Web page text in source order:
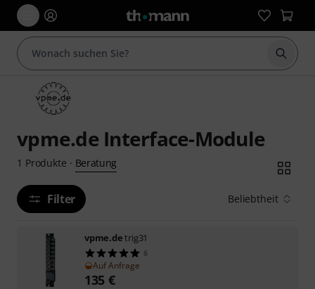
Suche
vpme.de Interface-Module
1 Produkte · Beratung
Filter Beliebtheit
vpme.detrig31
6
Auf Anfrage
135 €